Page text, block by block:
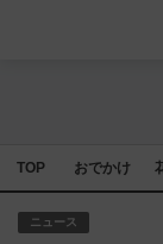
TOP おでかけ
ニュース